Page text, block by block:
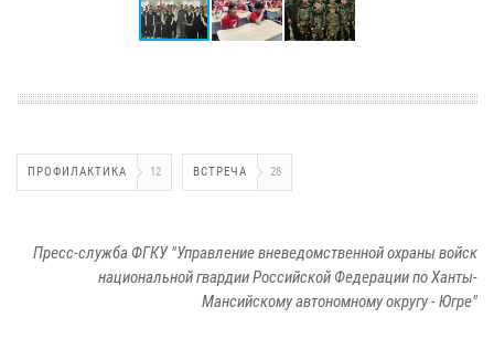
ПРОФИЛАКТИКА 12 ВСТРЕЧА 28
Пресс-служба ФГКУ "Управление вневедомственной охраны войск
национальной гвардии Российской Федерации по Ханты-
Мансийскому автономному округу - Югре"